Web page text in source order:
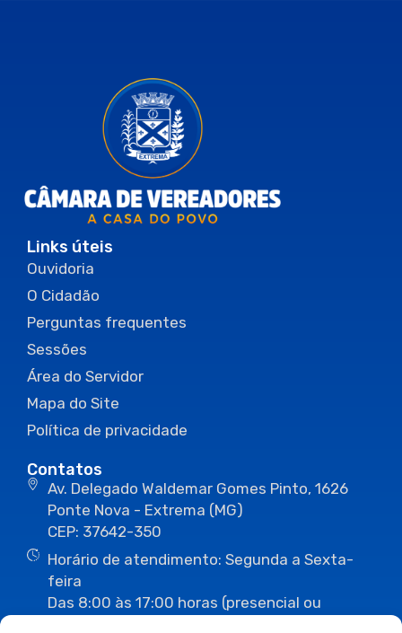
Links úteis
Ouvidoria
O Cidadão
Perguntas frequentes
Sessões
Área do Servidor
Mapa do Site
Política de privacidade
Contatos
Av. Delegado Waldemar Gomes Pinto, 1626
Ponte Nova - Extrema (MG)
CEP: 37642-350
Horário de atendimento: Segunda a Sexta-
feira
Das 8:00 às 17:00 horas (presencial ou